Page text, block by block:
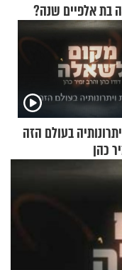
בת אלפיים שנה?
בעולם הזה
כהן